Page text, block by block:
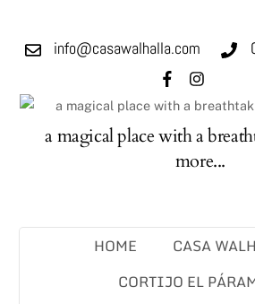
content
info@casawalhalla.com
a magical place with a
more...
HOME
CASA
CORTIJO EL